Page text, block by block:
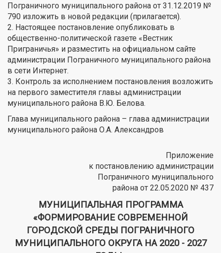
Пограничного муниципального района от 31.12.2019 №
790 изложить в новой редакции (прилагается).
2. Настоящее постановление опубликовать в
общественно-политической газете «Вестник
Приграничья» и разместить на официальном сайте
администрации Пограничного муниципального района
в сети Интернет.
3. Контроль за исполнением постановления возложить
на первого заместителя главы администрации
муниципального района В.Ю. Белова.
Глава муниципального района – глава администрации
муниципального района О.А. Александров
Приложение
к постановлению администрации
Пограничного муниципального
района от 22.05.2020 № 437
МУНИЦИПАЛЬНАЯ ПРОГРАММА
«ФОРМИРОВАНИЕ СОВРЕМЕННОЙ
ГОРОДСКОЙ СРЕДЫ ПОГРАНИЧНОГО
МУНИЦИПАЛЬНОГО ОКРУГА НА 2020 - 2027